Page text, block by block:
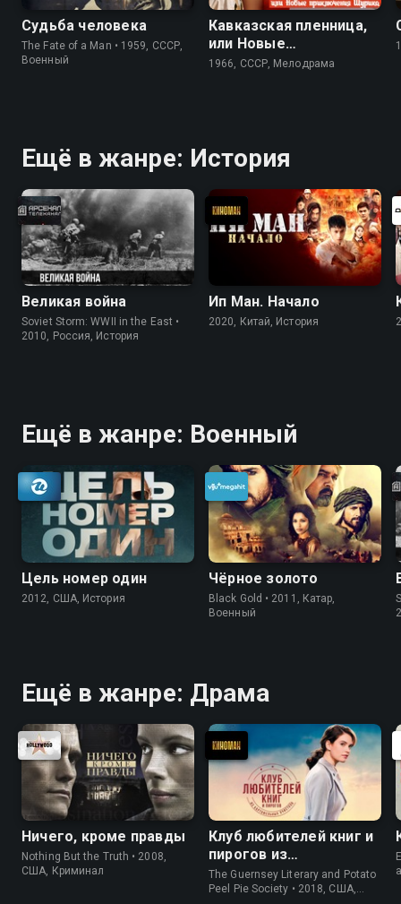
Судьба человека
The Fate of a Man • 1959, СССР,
Военный
Кавказская пленница,
или Новые
приключения Шурика
1966, СССР, Мелодрама
Ещё в жанре: История
Великая война
Soviet Storm: WWII in the East •
2010, Россия, История
Ип Ман. Начало
2020, Китай, История
Ещё в жанре: Военный
Цель номер один
2012, США, История
Чёрное золото
Black Gold • 2011, Катар,
Военный
Ещё в жанре: Драма
Ничего, кроме правды
Nothing But the Truth • 2008,
США, Криминал
Клуб любителей книг и
пирогов из
картофельных
очистков
The Guernsey Literary and Potato
Peel Pie Society • 2018, США,